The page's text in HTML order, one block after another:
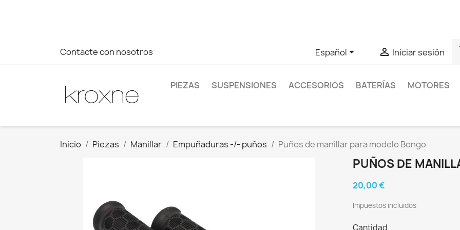
Contacte con nosotros Español  Iniciar sesión
PIEZAS SUSPENSIONES ACCESORIOS BATERÍAS MOTORES
Inicio Piezas Manillar Empuñaduras -/- puños Puños de manillar para modelo Bongo
PUÑOS DE
20,00 €
Impuestos incluidos
Cantidad